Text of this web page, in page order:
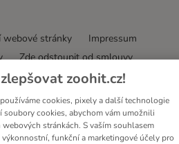
webové stránky
Impressum
Zde odstoupit od smlouvy
Likvidace baterií
Kontakt
Způsoby platby
osobních údajů
o přístupnosti
zoohit.cz!
cookies, pixely a další technologie
soubory cookies, abychom vám umožnili
stránkách. S vaším souhlasem
funkční a marketingové účely pro